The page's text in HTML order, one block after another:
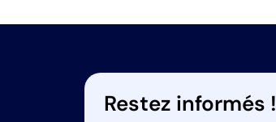
Restez informés !